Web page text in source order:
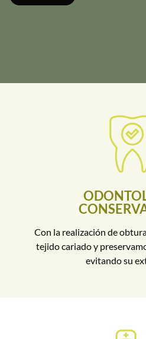
Con la realización de
tejido cariado y
evitando su